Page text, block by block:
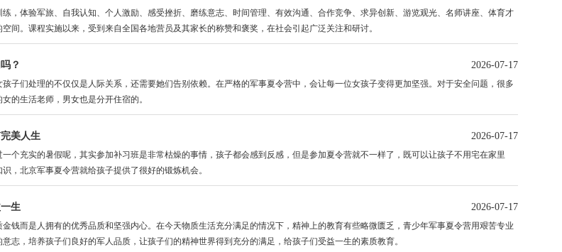
体验军旅、自我认知、个人激励、感受挫折、磨练意志、时间管理、有效沟通、合作竞争、求异创新、游览观光、名师讲座、体育才
间。课程实施以来，受到来自全国各地营员及其家长的称赞和褒奖，在社会引起广泛关注和研讨。
？ 2026-07-17
们处理的不仅仅是人际关系，还需要她们告别依赖。在严格的军事夏令营中，会让每一位女孩子变得更加坚强。对于安全问题，很多
的生活老师，男女也是分开住宿的。
美人生 2026-07-17
充实的暑假呢，其实参加补习班是非常枯燥的事情，孩子都会感到反感，但是参加夏令营就不一样了，既可以让孩子不用宅在家里
，北京军事夏令营就给孩子提供了很好的锻炼机会。
生 2026-07-17
而是人拥有的优秀品质和坚强内心。在今天物质生活充分满足的情况下，精神上的教育有些略微匮乏，青少年军事夏令营用艰苦专业
志，培养孩子们良好的军人品质，让孩子们的精神世界得到充分的满足，给孩子们受益一生的素质教育。